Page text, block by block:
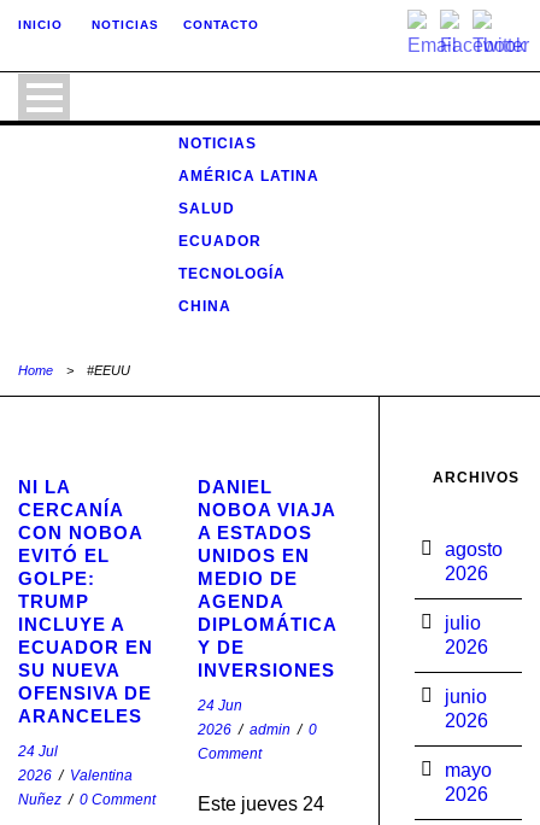
INICIO NOTICIAS CONTACTO
NOTICIAS
AMÉRICA LATINA
SALUD
ECUADOR
TECNOLOGÍA
CHINA
Home > #EEUU
NI LA
CERCANÍA
CON NOBOA
EVITÓ EL
GOLPE:
TRUMP
INCLUYE A
ECUADOR EN
SU NUEVA
OFENSIVA DE
ARANCELES
24 Jul
2026 / Valentina
Nuñez / 0 Comment
DANIEL
NOBOA VIAJA
A ESTADOS
UNIDOS EN
MEDIO DE
AGENDA
DIPLOMÁTICA
Y DE
INVERSIONES
24 Jun
2026 / admin / 0
Comment
Este jueves 24
ARCHIVOS
agosto
2026
julio
2026
junio
2026
mayo
2026